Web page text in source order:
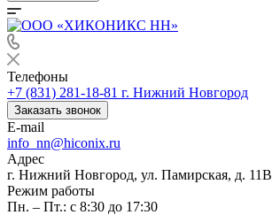
Телефоны
+7 (831) 281-18-81 г. Нижний Новгород
Заказать звонок
E-mail
info_nn@hiconix.ru
Адрес
г. Нижний Новгород, ул. Памирская, д. 11В
Режим работы
Пн. – Пт.: с 8:30 до 17:30